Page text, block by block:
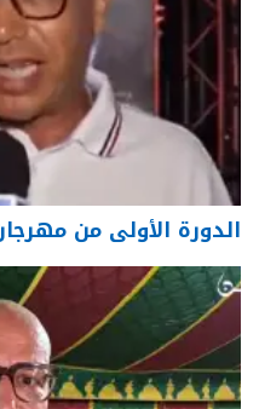
الدورة الأولى من